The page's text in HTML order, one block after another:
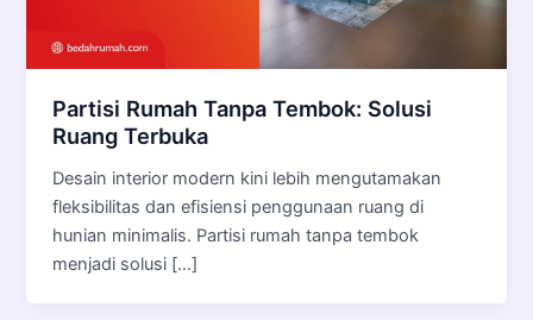
Partisi Rumah Tanpa Tembok: Solusi
Ruang Terbuka
Desain interior modern kini lebih mengutamakan
fleksibilitas dan efisiensi penggunaan ruang di
hunian minimalis. Partisi rumah tanpa tembok
menjadi solusi […]